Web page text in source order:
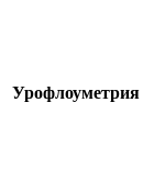
Урофлоуметрия